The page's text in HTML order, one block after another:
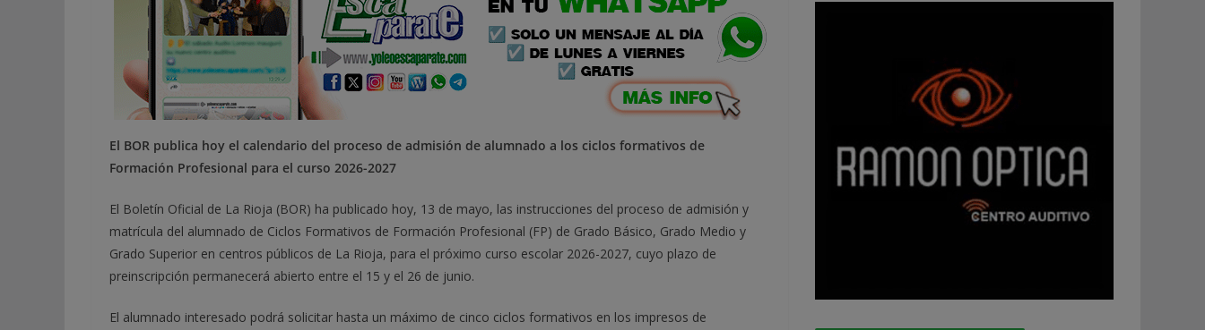
El BOR publica hoy el calendario del proceso de admisión de alumnado a los ciclos formativos de
Formación Profesional para el curso 2026-2027
El Boletín Oficial de La Rioja (BOR) ha publicado hoy, 13 de mayo, las instrucciones del proceso de admisión y
matrícula del alumnado de Ciclos Formativos de Formación Profesional (FP) de Grado Básico, Grado Medio y
Grado Superior en centros públicos de La Rioja, para el próximo curso escolar 2026-2027, cuyo plazo de
preinscripción permanecerá abierto entre el 15 y el 26 de junio.
El alumnado interesado podrá solicitar hasta un máximo de cinco ciclos formativos en los impresos de